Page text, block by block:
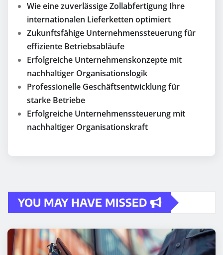
Wie eine zuverlässige Zollabfertigung Ihre
internationalen Lieferketten optimiert
Zukunftsfähige Unternehmenssteuerung für
effiziente Betriebsabläufe
Erfolgreiche Unternehmenskonzepte mit
nachhaltiger Organisationslogik
Professionelle Geschäftsentwicklung für
starke Betriebe
Erfolgreiche Unternehmenssteuerung mit
nachhaltiger Organisationskraft
YOU MAY HAVE MISSED